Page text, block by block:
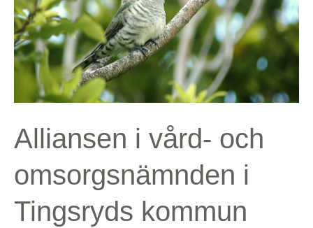
Alliansen i vård- och
omsorgsnämnden i
Tingsryds kommun
i
Tingsryds
kommun
agerar
ansvarsfullt